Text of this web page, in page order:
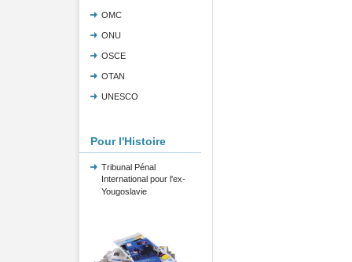
OMC
ONU
OSCE
OTAN
UNESCO
Pour l'Histoire
Tribunal Pénal
International pour l'ex-
Yougoslavie